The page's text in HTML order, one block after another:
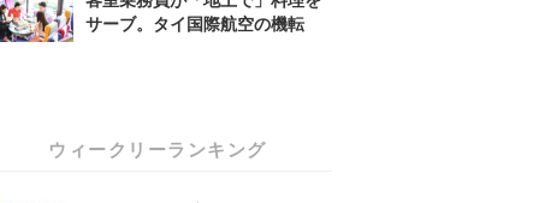
サーブ。タイ国際航空の機転
ウィークリーランキング